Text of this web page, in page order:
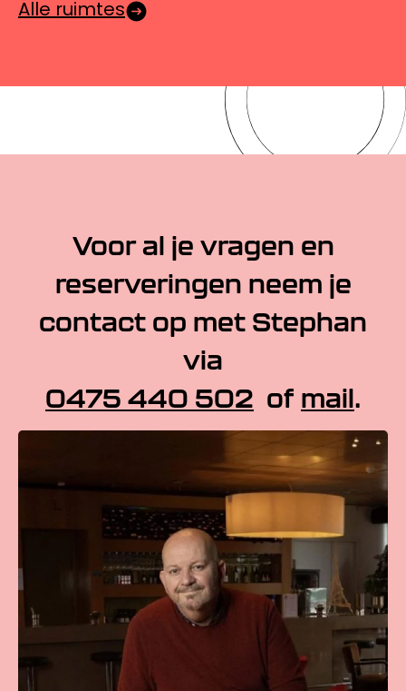
Alle ruimtes
Voor al je vragen en
reserveringen neem je
contact op met Stephan
via
0475 440 502 of mail.